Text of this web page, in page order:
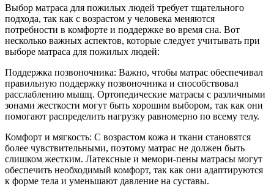
Выбор матраса для пожилых людей требует тщательного
подхода, так как с возрастом у человека меняются
потребности в комфорте и поддержке во время сна. Вот
несколько важных аспектов, которые следует учитывать при
выборе матраса для пожилых людей:
Поддержка позвоночника: Важно, чтобы матрас обеспечивал
правильную поддержку позвоночника и способствовал
расслаблению мышц. Ортопедические матрасы с различными
зонами жесткости могут быть хорошим выбором, так как они
помогают распределить нагрузку равномерно по всему телу.
Комфорт и мягкость: С возрастом кожа и ткани становятся
более чувствительными, поэтому матрас не должен быть
слишком жестким. Латексные и мемори-пены матрасы могут
обеспечить необходимый комфорт, так как они адаптируются
к форме тела и уменьшают давление на суставы.